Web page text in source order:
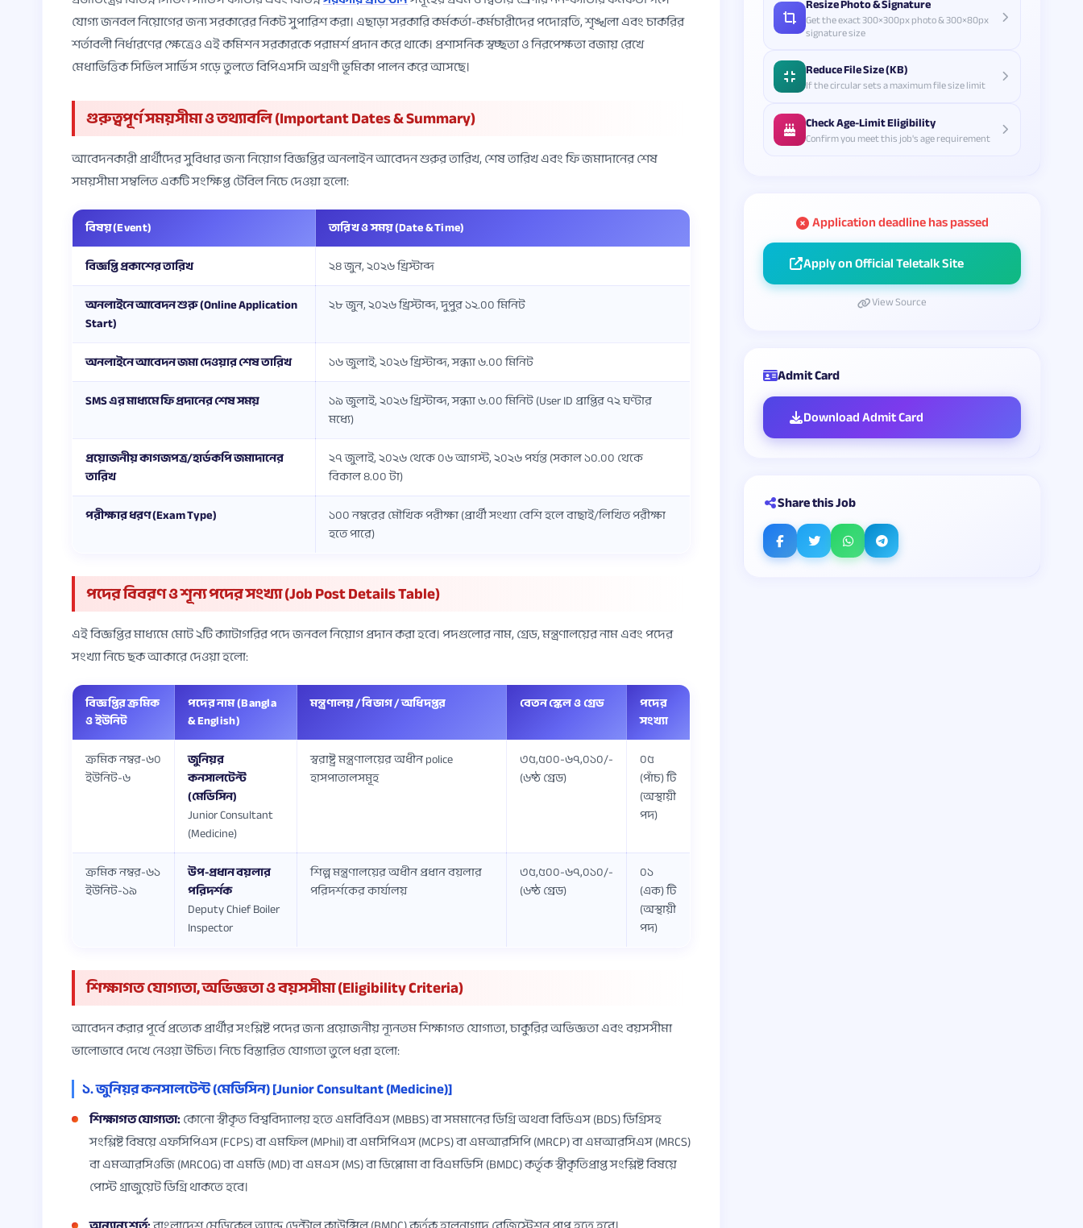
যোগ্য জনবল নিয়োগের জন্য সরকারের নিকট সুপারিশ করা। এছাড়া সরকারি কর্মকর্তা-কর্মচারীদের পদোন্নতি, শৃঙ্খলা এবং চাকরির
শর্তাবলী নির্ধারণের ক্ষেত্রেও এই কমিশন সরকারকে পরামর্শ প্রদান করে থাকে। প্রশাসনিক স্বচ্ছতা ও নিরপেক্ষতা বজায় রেখে
মেধাভিত্তিক সিভিল সার্ভিস গড়ে তুলতে বিপিএসসি অগ্রণী ভূমিকা পালন করে আসছে।
গুরুত্বপূর্ণ সময়সীমা ও তথ্যাবলি (Important Dates & Summary)
আবেদনকারী প্রার্থীদের সুবিধার জন্য নিয়োগ বিজ্ঞপ্তির অনলাইন আবেদন শুরুর তারিখ, শেষ তারিখ এবং ফি জমাদানের শেষ
সময়সীমা সম্বলিত একটি সংক্ষিপ্ত টেবিল নিচে দেওয়া হলো:
বিষয় (Event)
তারিখ ও সময় (Date & Time)
বিজ্ঞপ্তি প্রকাশের তারিখ
২৪ জুন, ২০২৬ খ্রিস্টাব্দ
অনলাইনে আবেদন শুরু (Online Application
Start)
২৮ জুন, ২০২৬ খ্রিস্টাব্দ, দুপুর ১২.০০ মিনিট
অনলাইনে আবেদন জমা দেওয়ার শেষ তারিখ
১৬ জুলাই, ২০২৬ খ্রিস্টাব্দ, সন্ধ্যা ৬.০০ মিনিট
SMS এর মাধ্যমে ফি প্রদানের শেষ সময়
১৯ জুলাই, ২০২৬ খ্রিস্টাব্দ, সন্ধ্যা ৬.০০ মিনিট (User ID প্রাপ্তির ৭২ ঘণ্টার
মধ্যে)
প্রয়োজনীয় কাগজপত্র/হার্ডকপি জমাদানের
তারিখ
২৭ জুলাই, ২০২৬ থেকে ০৬ আগস্ট, ২০২৬ পর্যন্ত (সকাল ১০.০০ থেকে
বিকাল ৪.০০ টা)
পরীক্ষার ধরণ (Exam Type)
১০০ নম্বরের মৌখিক পরীক্ষা (প্রার্থী সংখ্যা বেশি হলে বাছাই/লিখিত পরীক্ষা
হতে পারে)
পদের বিবরণ ও শূন্য পদের সংখ্যা (Job Post Details Table)
এই বিজ্ঞপ্তির মাধ্যমে মোট ২টি ক্যাটাগরির পদে জনবল নিয়োগ প্রদান করা হবে। পদগুলোর নাম, গ্রেড, মন্ত্রণালয়ের নাম এবং পদের
সংখ্যা নিচে ছক আকারে দেওয়া হলো:
বিজ্ঞপ্তির ক্রমিক
ও ইউনিট
পদের নাম (Bangla
& English)
মন্ত্রণালয় / বিভাগ / অধিদপ্তর বেতন স্কেল ও গ্রেড
পদের
সংখ্যা
ক্রমিক নম্বর-৬০
ইউনিট-৬
জুনিয়র
কনসালটেন্ট
(মেডিসিন)
Junior Consultant
(Medicine)
স্বরাষ্ট্র মন্ত্রণালয়ের অধীন police
হাসপাতালসমূহ
৩৫,৫০০-৬৭,০১০/-
(৬ষ্ঠ গ্রেড)
০৫
(পাঁচ) টি
(অস্থায়ী
পদ)
ক্রমিক নম্বর-৬১
ইউনিট-১৯
উপ-প্রধান বয়লার
পরিদর্শক
Deputy Chief Boiler
Inspector
শিল্প মন্ত্রণালয়ের অধীন প্রধান বয়লার
পরিদর্শকের কার্যালয়
৩৫,৫০০-৬৭,০১০/-
(৬ষ্ঠ গ্রেড)
০১
(এক) টি
(অস্থায়ী
পদ)
শিক্ষাগত যোগ্যতা, অভিজ্ঞতা ও বয়সসীমা (Eligibility Criteria)
আবেদন করার পূর্বে প্রত্যেক প্রার্থীর সংশ্লিষ্ট পদের জন্য প্রয়োজনীয় ন্যূনতম শিক্ষাগত যোগ্যতা, চাকুরির অভিজ্ঞতা এবং বয়সসীমা
ভালোভাবে দেখে নেওয়া উচিত। নিচে বিস্তারিত যোগ্যতা তুলে ধরা হলো:
১. জুনিয়র কনসালটেন্ট (মেডিসিন) [Junior Consultant (Medicine)]
শিক্ষাগত যোগ্যতা:কোনো স্বীকৃত বিশ্ববিদ্যালয় হতে এমবিবিএস (MBBS) বা সমমানের ডিগ্রি অথবা বিডিএস (BDS) ডিগ্রিসহ
সংশ্লিষ্ট বিষয়ে এফসিপিএস (FCPS) বা এমফিল (MPhil) বা এমসিপিএস (MCPS) বা এমআরসিপি (MRCP) বা এমআরসিএস (MRCS)
বা এমআরসিওজি (MRCOG) বা এমডি (MD) বা এমএস (MS) বা ডিপ্লোমা বা বিএমডিসি (BMDC) কর্তৃক স্বীকৃতিপ্রাপ্ত সংশ্লিষ্ট বিষয়ে
পোস্ট গ্রাজুয়েট ডিগ্রি থাকতে হবে।
Resize Photo & Signature
Get the exact 300×300px photo & 300×80px
signature size
Reduce File Size (KB)
If the circular sets a maximum file size limit
Check Age-Limit Eligibility
Confirm you meet this job's age requirement
Application deadline has passed
Apply on Official Teletalk Site
View Source
Admit Card
Download Admit Card
Share this Job